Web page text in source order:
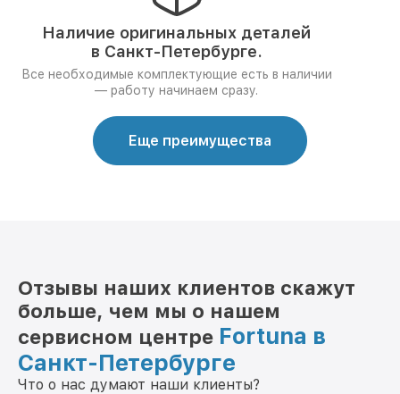
Наличие оригинальных деталей
в Санкт-Петербурге.
Все необходимые комплектующие есть в наличии
— работу начинаем сразу.
Еще преимущества
Отзывы наших клиентов скажут
больше, чем мы о нашем
сервисном центре Fortuna в
Санкт-Петербурге
Что о нас думают наши клиенты?